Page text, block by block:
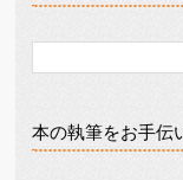
本の執筆をお手伝